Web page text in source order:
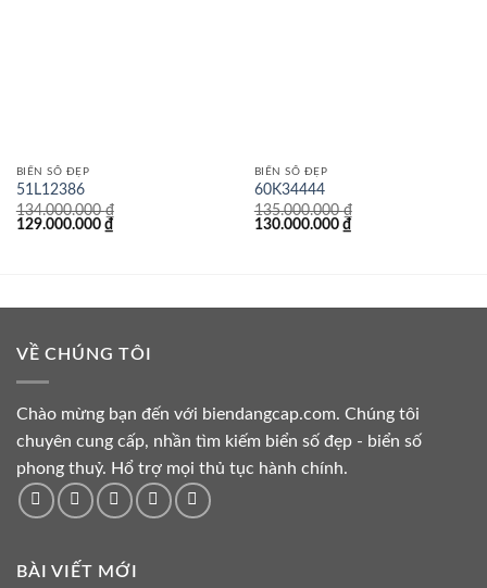
BIỂN SỐ ĐẸP
51L12386
134.000.000₫
Giá
129.000.000 ₫Giá
hiện
BIỂN SỐ ĐẸP
60K34444
135.000.000₫
Giá
130.000.000 ₫Giá
hiện
VỀ CHÚNG TÔI
Chào mừng bạn đến với biendangcap.com. Chúng tôi
chuyên cung cấp, nhần tìm kiếm biển số đẹp - biển số
phong thuỷ. Hổ trợ mọi thủ tục hành chính.
BÀI VIẾT MỚI